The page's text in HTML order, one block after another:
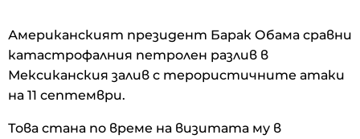
Американският президент Барак Обама сравни
катастрофалния петролен разлив в
Мексиканския залив с терористичните атаки
на 11 септември.
Това стана по време на визитата му в